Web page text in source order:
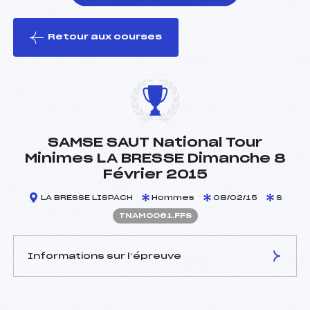
le ski
Retour aux courses
SAMSE SAUT National Tour
Minimes LA BRESSE Dimanche 8
Février 2015
LA BRESSE LISPACH Hommes 08/02/15 S
TNAM0061.FFS
Informations sur l’épreuve